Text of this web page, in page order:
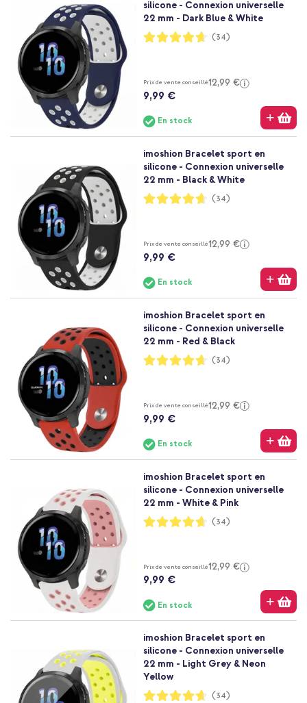
silicone - Connexion universelle
22 mm - Dark Blue & White
Notation:
93%
(34)
Prix de vente conseillé12,99 €
9,99 €
En stock
imoshion Bracelet sport en
silicone - Connexion universelle
22 mm - Black & White
Notation:
93%
(34)
Prix de vente conseillé12,99 €
9,99 €
En stock
imoshion Bracelet sport en
silicone - Connexion universelle
22 mm - Red & Black
Notation:
93%
(34)
Prix de vente conseillé12,99 €
9,99 €
En stock
imoshion Bracelet sport en
silicone - Connexion universelle
22 mm - White & Pink
Notation:
93%
(34)
Prix de vente conseillé12,99 €
9,99 €
En stock
imoshion Bracelet sport en
silicone - Connexion universelle
22 mm - Light Grey & Neon
Yellow
Notation:
(34)